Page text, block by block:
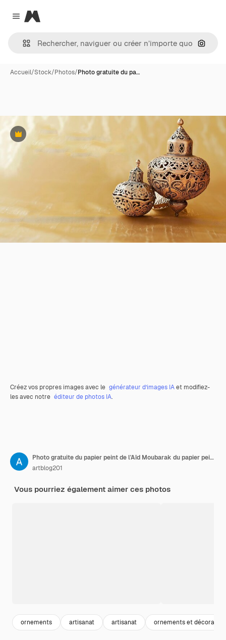
Close menu
Magnific
Accueil/Stock/Photos/Photo gratuite du pa…
Premium
Créez vos propres images avec le générateur d’images IAet modifiez-
les avec notre éditeur de photos IA.
Photo gratuite du papier peint de l'Aïd Moubarak du papier peinte du Ramadan Moubarak
artblog201
Vous pourriez également aimer ces photos
ornements artisanat artisanat ornements et décoration